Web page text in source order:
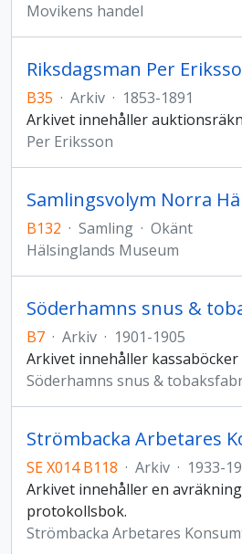
Movikens handel
Riksdagsman Per
B35 · Arkiv · 1853-1891
Arkivet innehåller
Per Eriksson
Samlingsvolym Norra
B132 · Samling · Okänt
Hälsinglands Museum
B7 · Arkiv · 1901-1905
Arkivet innehåller kassaböcker
Söderhamns snus &
SE X014 B118 · Arkiv · 1933-
Arkivet innehåller en
protokollsbok.
Strömbacka Arbetares